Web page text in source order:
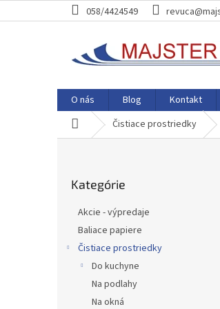
na
058/4424549
O nás Blog Kontakt
DomovČistiace prostriedky
kategórie
Kategórie
Akcie - výpredaje
Baliace papiere
Čistiace prostriedky
Do kuchyne
Na podlahy
Na okná